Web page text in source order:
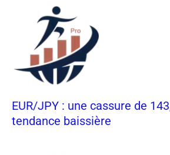
EUR/JPY : une cassure de
tendance baissière